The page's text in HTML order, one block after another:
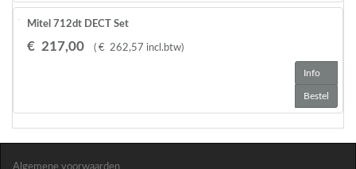
Mitel 712dt DECT Set
€ 217,00 ( € 262,57 incl.btw)
Info
Bestel
Algemene voorwaarden